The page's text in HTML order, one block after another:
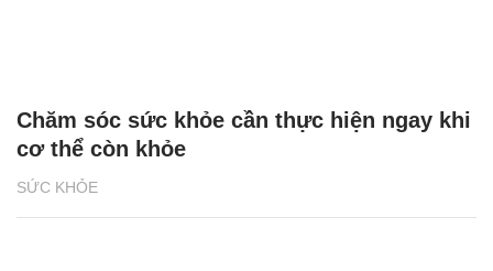
SỨC KHỎE
Chăm sóc sức khỏe cần thực hiện ngay khi
cơ thể còn khỏe